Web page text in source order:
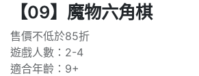
【09】魔物六角棋
售價不低於85折
遊戲人數：2-4
適合年齡：9+